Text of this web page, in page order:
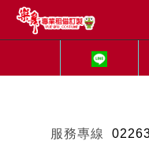
服務專線